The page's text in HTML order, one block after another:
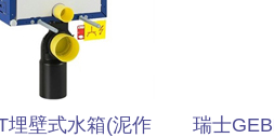
埋壁式水箱(泥作
瑞士